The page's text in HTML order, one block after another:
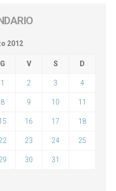
2012
G V S D
1 2 3 4
8 9 10 11
16 17 18
23 24 25
30 31